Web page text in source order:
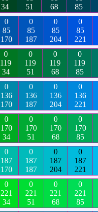
34
51
68
85
0
85
170
0
85
187
0
85
204
0
85
221
0
119
34
0
119
51
0
119
68
0
119
85
0
136
170
0
136
187
0
136
204
0
136
221
0
170
34
0
170
51
0
170
68
0
170
85
0
187
170
0
187
187
0
187
204
0
187
221
0
221
34
0
221
51
0
221
68
0
221
85